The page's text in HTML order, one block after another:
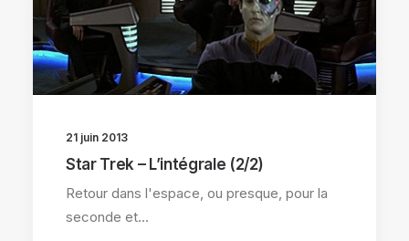
21 juin 2013
Star Trek – L’intégrale (2/2)
Retour dans l'espace, ou presque, pour la
seconde et…